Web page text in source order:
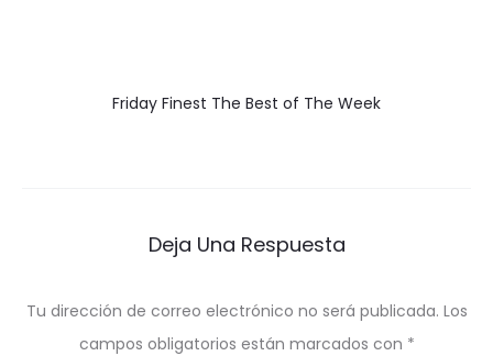
Friday Finest The Best of The Week
Deja Una Respuesta
Tu dirección de correo electrónico no será publicada. Los
campos obligatorios están marcados con *